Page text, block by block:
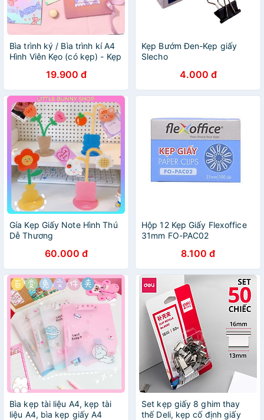
Bìa trình ký / Bìa trình kí A4
Hình Viên Kẹo (có kẹp) - Kẹp
19.900 đ
Kẹp Bướm Đen-Kẹp giấy
Slecho
4.000 đ
Gía Kẹp Giấy Note Hình Thú
Dễ Thương
60.000 đ
Hộp 12 Kẹp Giấy Flexoffice
31mm FO-PAC02
8.100 đ
Bìa kẹp tài liệu A4, kẹp tài
liệu A4, bìa kẹp giấy A4
Set kẹp giấy 8 ghim thay
thế Deli, kẹp cố định giấy